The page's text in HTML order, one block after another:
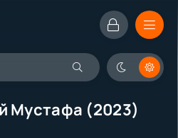
Мустафа (2023)